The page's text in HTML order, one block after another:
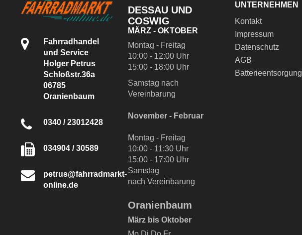
Fahrradhandel
und Service
Holger Petrus
Schloßstr.36a
06785
Oranienbaum
0340 / 23012428
034904 / 30589
petrus@fahrradmarkt-
online.de
DESSAU UND
COSWIG
MÄRZ - OKTOBER
Montag - Freitag
10:00 - 12:00 Uhr
15:00 - 18:00 Uhr
Samstag nach
Vereinbarung
November - Februar
Montag - Freitag
10:00 - 11:30 Uhr
15:00 - 17:00 Uhr
Samstag
nach Vereinbarung
Oranienbaum
März bis Oktober
UNTERNEHMEN
Kontakt
Impressum
Datenschutz
AGB
Batterieentsorgung